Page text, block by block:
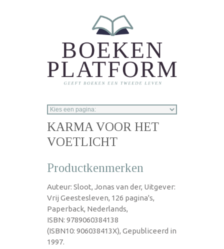
KARMA VOOR HET
VOETLICHT
Productkenmerken
Auteur: Sloot, Jonas van der, Uitgever:
Vrij Geestesleven, 126 pagina's,
Paperback, Nederlands,
ISBN: 9789060384138
(ISBN10: 906038413X), Gepubliceerd in
1997.